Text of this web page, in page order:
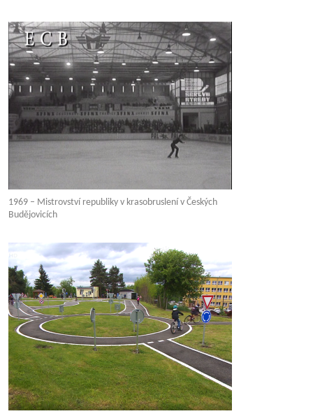
1969 – Mistrovství republiky v krasobruslení v Českých
Budějovicích